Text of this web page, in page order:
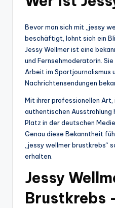
Bevor man sich mit „jessy
beschäftigt, lohnt sich ein
Jessy Wellmer ist eine
und Fernsehmoderatorin.
Arbeit im Sportjournalismus
Nachrichtensendungen
Mit ihrer professionellen Art,
authentischen Ausstrahlung
Platz in der deutschen
Genau diese Bekanntheit
„jessy wellmer brustkrebs“
erhalten.
Jessy
Brustkrebs